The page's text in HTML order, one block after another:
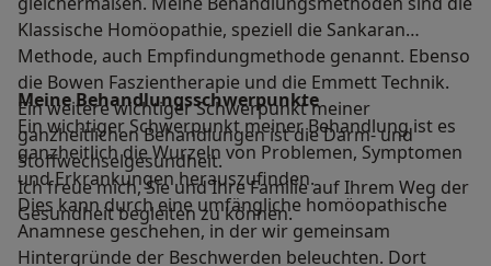
Klassische Homöopathie, speziell die Sankaran
Methode, auch Empfindungmethode genannt. Ebenso
die Bowen Faszientherapie und die Emmett Technik.
Ein weitere wichtiger Schwerpunkt meiner
ganzheitlichen Behandlungen ist die Darm- und
Stoffwechselgesundheit.
Ich freue mich, Sie und Ihre Familie auf Ihrem Weg der
Gesundheit begleiten zu können.
Meine Behandlungs­schwerpunkte
Ein wichtiger Schwerpunkt meiner Behandlung ist es
ganzheitlich die Wurzeln von Problemen, Symptomen
und Erkrankungen herauszufinden.
Dies kann durch eine umfängliche homöopathische
Anamnese geschehen, in der wir gemeinsam
Hintergründe der Beschwerden beleuchten. Dort